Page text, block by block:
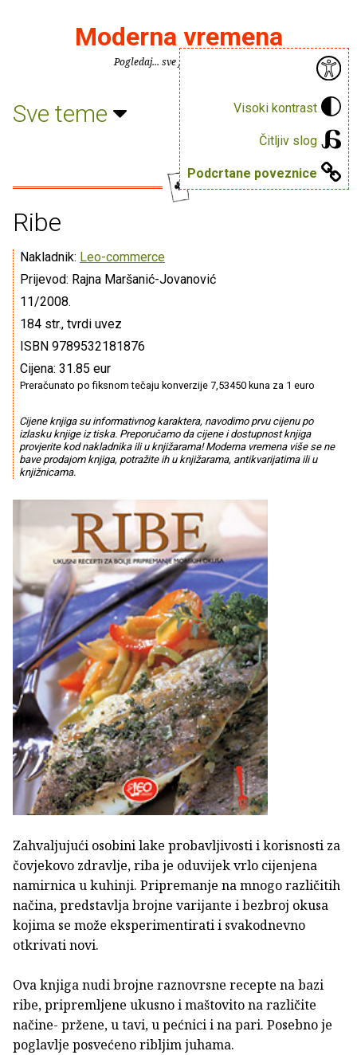
Visoki kontrast
Čitljiv slog
Podcrtane poveznice
Moderna vremena
Pogledaj... sve je puno knjiga.
Sve teme
Ribe
Nakladnik: Leo-commerce
Prijevod: Rajna Maršanić-Jovanović
11/2008.
184 str., tvrdi uvez
ISBN 9789532181876
Cijena: 31.85 eur
Preračunato po fiksnom tečaju konverzije 7,53450 kuna za 1 euro
Cijene knjiga su informativnog karaktera, navodimo prvu cijenu po
izlasku knjige iz tiska. Preporučamo da cijene i dostupnost knjiga
provjerite kod nakladnika ili u knjižarama! Moderna vremena više se ne
bave prodajom knjiga, potražite ih u knjižarama, antikvarijatima ili u
knjižnicama.
Zahvaljujući osobini lake probavljivosti i korisnosti za
čovjekovo zdravlje, riba je oduvijek vrlo cijenjena
namirnica u kuhinji. Pripremanje na mnogo različitih
načina, predstavlja brojne varijante i bezbroj okusa
kojima se može eksperimentirati i svakodnevno
otkrivati novi.
Ova knjiga nudi brojne raznovrsne recepte na bazi
ribe, pripremljene ukusno i maštovito na različite
načine- pržene, u tavi, u pećnici i na pari. Posebno je
poglavlje posvećeno ribljim juhama.